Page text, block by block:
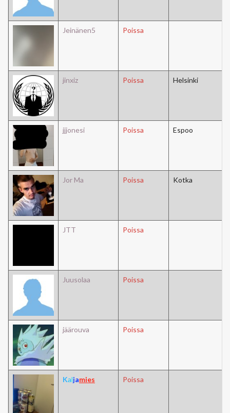
Jeinänen5 Poissa
jinxiz Poissa Helsinki
jjjonesi Poissa Espoo
Jor Ma Poissa Kotka
JTT Poissa
Juusolaa Poissa
jäärouva Poissa
Kaljamies Poissa